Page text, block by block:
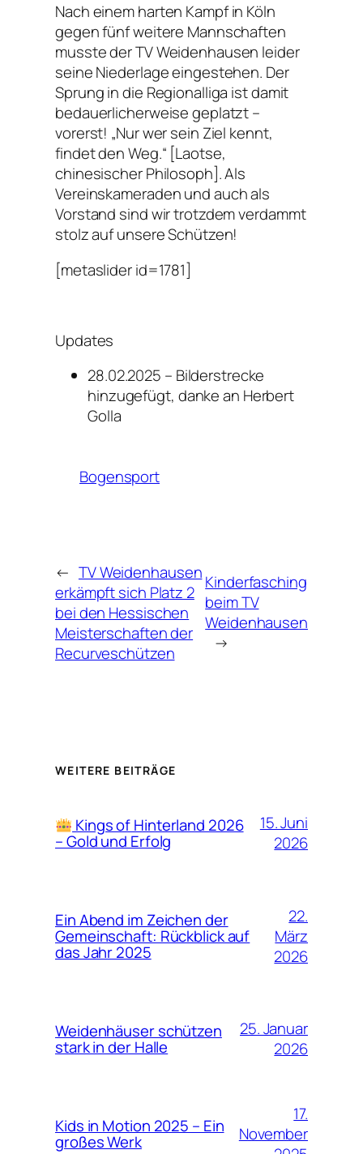
Nach einem harten Kampf in Köln
gegen fünf weitere Mannschaften
musste der TV Weidenhausen leider
seine Niederlage eingestehen. Der
Sprung in die Regionalliga ist damit
bedauerlicherweise geplatzt –
vorerst! „Nur wer sein Ziel kennt,
findet den Weg.“ [Laotse,
chinesischer Philosoph]. Als
Vereinskameraden und auch als
Vorstand sind wir trotzdem verdammt
stolz auf unsere Schützen!
[metaslider id=1781]
Updates
28.02.2025 – Bilderstrecke
hinzugefügt, danke an Herbert
Golla
Bogensport
← TV Weidenhausen
erkämpft sich Platz 2
bei den Hessischen
Meisterschaften der
Recurveschützen
Kinderfasching
beim TV
Weidenhausen
→
WEITERE BEITRÄGE
Kings of Hinterland 2026
– Gold und Erfolg
15. Juni
2026
Ein Abend im Zeichen der
Gemeinschaft: Rückblick auf
das Jahr 2025
22.
März
2026
Weidenhäuser schützen
stark in der Halle
25. Januar
2026
Kids in Motion 2025 – Ein
großes Werk
17.
November